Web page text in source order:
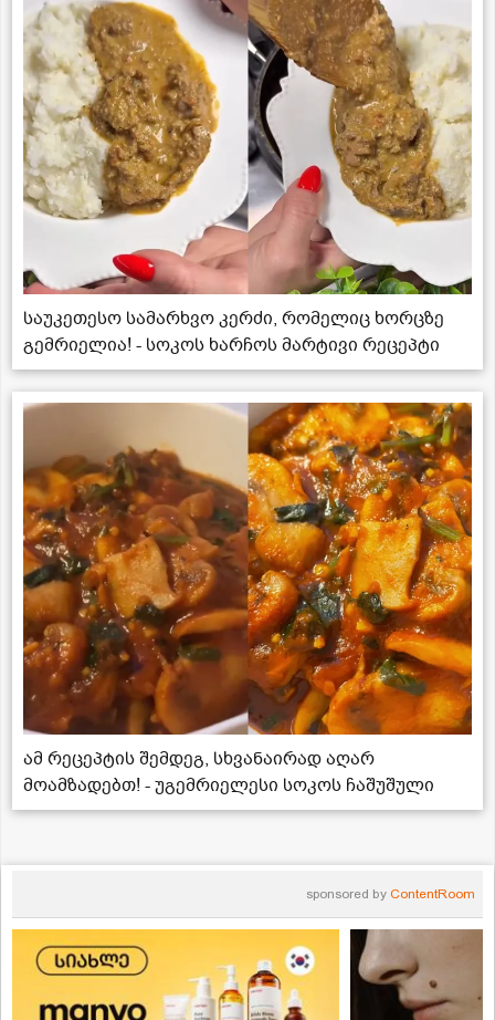
საუკეთესო სამარხვო კერძი, რომელიც ხორცზე
გემრიელია! - სოკოს ხარჩოს მარტივი რეცეპტი
ამ რეცეპტის შემდეგ, სხვანაირად აღარ
მოამზადებთ! - უგემრიელესი სოკოს ჩაშუშული
sponsored by ContentRoom